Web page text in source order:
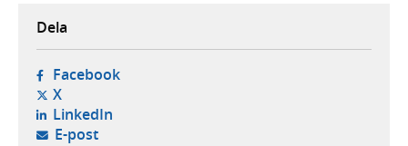
Dela
Facebook- öppnas i ny flik, extern webbplats,
X- öppnas i ny flik, extern webbplats,
LinkedIn- öppnas i ny flik, extern webbplats,
E-post- öppnar din e-postklient,